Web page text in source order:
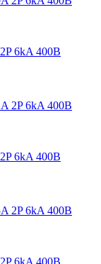
6kA 400В
6kA 400В
6kA 400В